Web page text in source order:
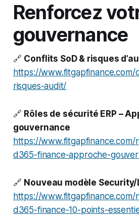
Renforcez
gouvernance
🔗 Conflits SoD & risques
https://
risques-audit/
🔗 Rôles de sécurité ERP –
gouvernance
https://
d365-finance-approche-
🔗 Nouveau modèle
https://www.fitgapfinance.com/
d365-finance-10-points-